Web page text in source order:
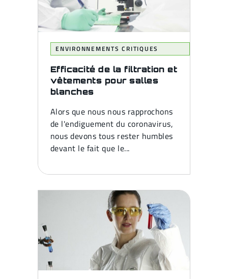
ENVIRONNEMENTS CRITIQUES
Efficacité de la filtration et
vêtements pour salles
blanches
Alors que nous nous rapprochons
de l'endiguement du coronavirus,
nous devons tous rester humbles
devant le fait que le...